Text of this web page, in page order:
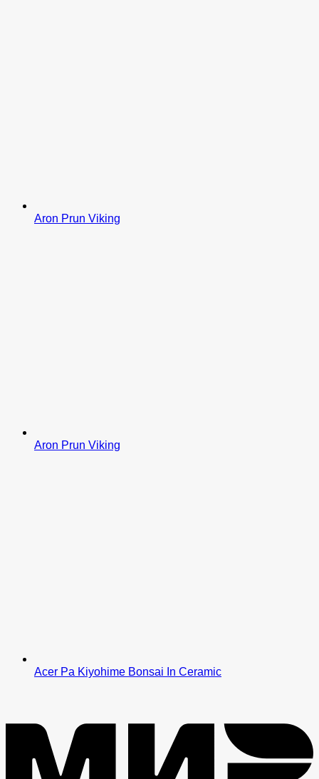
Aron Prun Viking
Aron Prun Viking
Acer Pa Kiyohime Bonsai In Ceramic